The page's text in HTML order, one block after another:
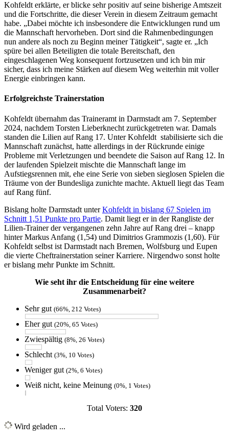
Kohfeldt erklärte, er blicke sehr positiv auf seine bisherige Amtszeit
und die Fortschritte, die dieser Verein in diesem Zeitraum gemacht
habe. „Dabei möchte ich insbesondere die Entwicklungen rund um
die Mannschaft hervorheben. Dort sind die Rahmenbedingungen
nun andere als noch zu Beginn meiner Tätigkeit“, sagte er. „Ich
spüre bei allen Beteiligten die totale Bereitschaft, den
eingeschlagenen Weg konsequent fortzusetzen und ich bin mir
sicher, dass ich meine Stärken auf diesem Weg weiterhin mit voller
Energie einbringen kann.
Erfolgreichste Trainerstation
Kohfeldt übernahm das Traineramt in Darmstadt am 7. September
2024, nachdem Torsten Lieberknecht zurückgetreten war. Damals
standen die Lilien auf Rang 17. Unter Kohfeldt stabilisierte sich die
Mannschaft zunächst, hatte allerdings in der Rückrunde einige
Probleme mit Verletzungen und beendete die Saison auf Rang 12. In
der laufenden Spielzeit mischte die Mannschaft lange im
Aufstiegsrennen mit, ehe eine Serie von sieben sieglosen Spielen die
Träume von der Bundesliga zunichte machte. Aktuell liegt das Team
auf Rang fünf.
Bislang holte Darmstadt unterKohfeldt in bislang 67 Spielen im
Schnitt 1,51 Punkte pro Partie. Damit liegt er in der Rangliste der
Lilien-Trainer der vergangenen zehn Jahre auf Rang drei – knapp
hinter Markus Anfang (1,54) und Dimitrios Grammozis (1,60). Für
Kohfeldt selbst ist Darmstadt nach Bremen, Wolfsburg und Eupen
die vierte Cheftrainerstation seiner Karriere. Nirgendwo sonst holte
er bislang mehr Punkte im Schnitt.
Wie seht ihr die Entscheidung für eine weitere
Zusammenarbeit?
Sehr gut (66%, 212 Votes)
Eher gut (20%, 65 Votes)
Zwiespältig (8%, 26 Votes)
Schlecht (3%, 10 Votes)
Weniger gut (2%, 6 Votes)
Weiß nicht, keine Meinung (0%, 1 Votes)
Total Voters: 320
Wird geladen ...